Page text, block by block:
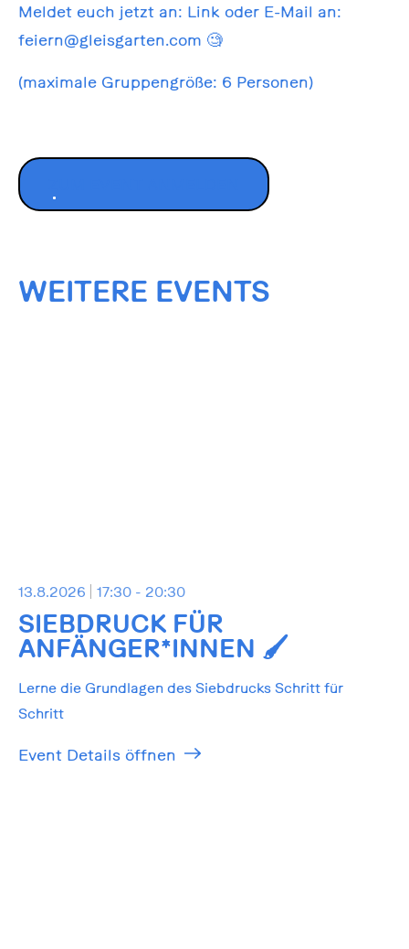
Meldet euch jetzt an: Link oder E-Mail an:
feiern@gleisgarten.com 🧐
(maximale Gruppengröße: 6 Personen)
WEITERE EVENTS
13.8.2026 17:30 - 20:30
SIEBDRUCK FÜR
ANFÄNGER*INNEN 🖌️
Lerne die Grundlagen des Siebdrucks Schritt für
Schritt
Event Details öffnen